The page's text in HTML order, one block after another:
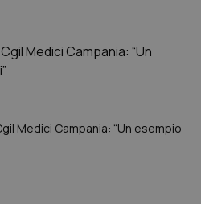
Medici Campania: “Un esempio